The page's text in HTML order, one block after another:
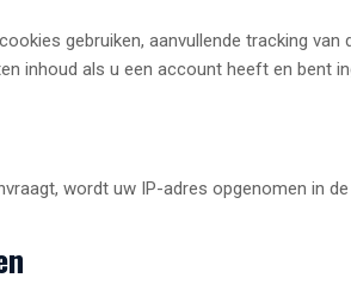
gebruiken, aanvullende tracking
inhoud als u een account heeft en bent
wordt uw IP-adres opgenomen in